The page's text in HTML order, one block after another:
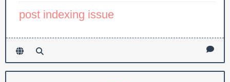
post indexing issue